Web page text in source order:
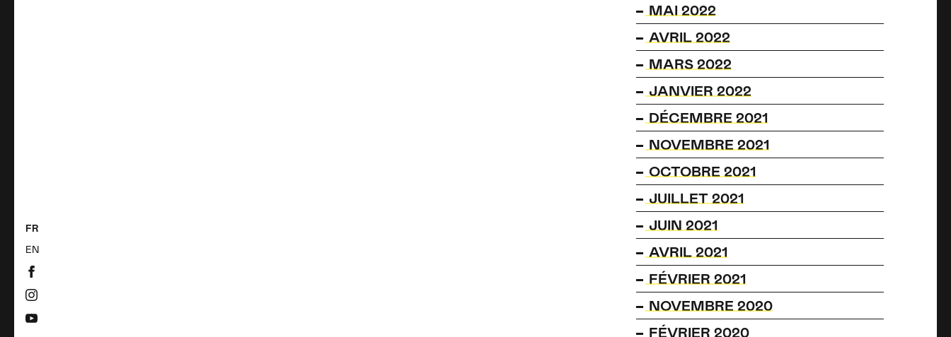
MAI 2022
AVRIL 2022
MARS 2022
JANVIER 2022
DÉCEMBRE 2021
NOVEMBRE 2021
OCTOBRE 2021
JUILLET 2021
JUIN 2021
AVRIL 2021
FÉVRIER 2021
NOVEMBRE 2020
FÉVRIER 2020
FR
EN